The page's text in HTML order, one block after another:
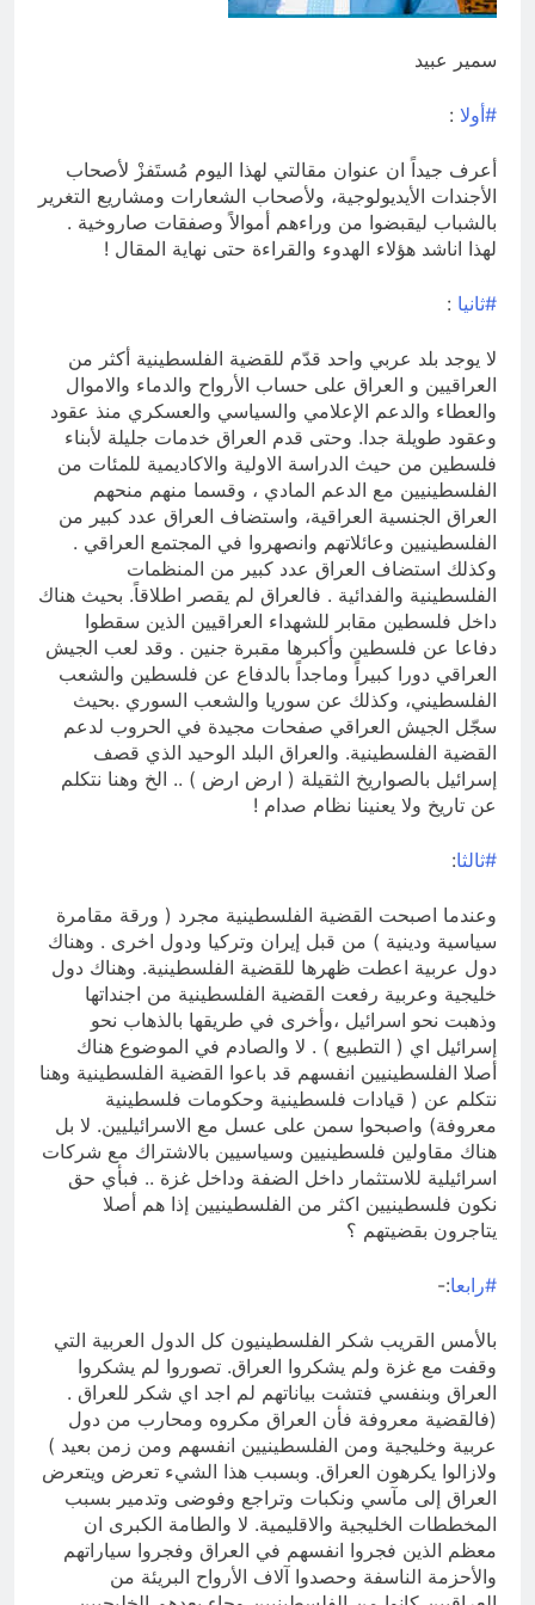
لهم الصلاة فلتقم طائفة منهم معك
سمير عبيد
#أولا :
أعرف جيداً ان عنوان مقالتي لهذا اليوم مُستَفزْ لأصحاب
الأجندات الأيديولوجية، ولأصحاب الشعارات ومشاريع التغرير
بالشباب ليقبضوا من وراءهم أموالاً وصفقات صاروخية .
لهذا اناشد هؤلاء الهدوء والقراءة حتى نهاية المقال !
#ثانيا :
لا يوجد بلد عربي واحد قدّم للقضية الفلسطينية أكثر من
العراقيين و العراق على حساب الأرواح والدماء والاموال
والعطاء والدعم الإعلامي والسياسي والعسكري منذ عقود
وعقود طويلة جدا. وحتى قدم العراق خدمات جليلة لأبناء
فلسطين من حيث الدراسة الاولية والاكاديمية للمئات من
الفلسطينيين مع الدعم المادي ، وقسما منهم منحهم
العراق الجنسية العراقية، واستضاف العراق عدد كبير من
الفلسطينيين وعائلاتهم وانصهروا في المجتمع العراقي .
وكذلك استضاف العراق عدد كبير من المنظمات
الفلسطينية والفدائية . فالعراق لم يقصر اطلاقاً. بحيث هناك
داخل فلسطين مقابر للشهداء العراقيين الذين سقطوا
دفاعا عن فلسطين وأكبرها مقبرة جنين . وقد لعب الجيش
العراقي دورا كبيراً وماجداً بالدفاع عن فلسطين والشعب
الفلسطيني، وكذلك عن سوريا والشعب السوري .بحيث
سجّل الجيش العراقي صفحات مجيدة في الحروب لدعم
القضية الفلسطينية. والعراق البلد الوحيد الذي قصف
إسرائيل بالصواريخ الثقيلة ( ارض ارض ) .. الخ وهنا نتكلم
عن تاريخ ولا يعنينا نظام صدام !
#ثالثا:
وعندما اصبحت القضية الفلسطينية مجرد ( ورقة مقامرة
سياسية ودينية ) من قبل إيران وتركيا ودول اخرى . وهناك
دول عربية اعطت ظهرها للقضية الفلسطينية. وهناك دول
خليجية وعربية رفعت القضية الفلسطينية من اجنداتها
وذهبت نحو اسرائيل ،وأخرى في طريقها بالذهاب نحو
إسرائيل اي ( التطبيع ) . لا والصادم في الموضوع هناك
أصلا الفلسطينيين انفسهم قد باعوا القضية الفلسطينية وهنا
نتكلم عن ( قيادات فلسطينية وحكومات فلسطينية
معروفة) واصبحوا سمن على عسل مع الاسرائيليين. لا بل
هناك مقاولين فلسطينيين وسياسيين بالاشتراك مع شركات
اسرائيلية للاستثمار داخل الضفة وداخل غزة .. فبأي حق
نكون فلسطينيين اكثر من الفلسطينيين إذا هم أصلا
يتاجرون بقضيتهم ؟
#رابعا:-
بالأمس القريب شكر الفلسطينيون كل الدول العربية التي
وقفت مع غزة ولم يشكروا العراق. تصوروا لم يشكروا
العراق وبنفسي فتشت بياناتهم لم اجد اي شكر للعراق .
(فالقضية معروفة فأن العراق مكروه ومحارب من دول
عربية وخليجية ومن الفلسطينيين انفسهم ومن زمن بعيد )
ولازالوا يكرهون العراق. وبسبب هذا الشيء تعرض ويتعرض
العراق إلى مآسي ونكبات وتراجع وفوضى وتدمير بسبب
المخططات الخليجية والاقليمية. لا والطامة الكبرى ان
معظم الذين فجروا انفسهم في العراق وفجروا سياراتهم
والأحزمة الناسفة وحصدوا آلاف الأرواح البريئة من